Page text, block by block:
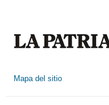
Mapa del sitio